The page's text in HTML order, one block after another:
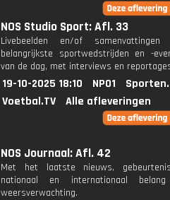
NOS Studio Sport: Afl. 33
Livebeelden en/of
belangrijkste sportwedstrijden en -
van de dag, met interviews en
19-10-2025 18:10 NPO1
Voetbal.TV
Alle afleveringen
NOS Journaal: Afl. 42
Met het laatste nieuws,
nationaal en internationaal
weersverwachting.